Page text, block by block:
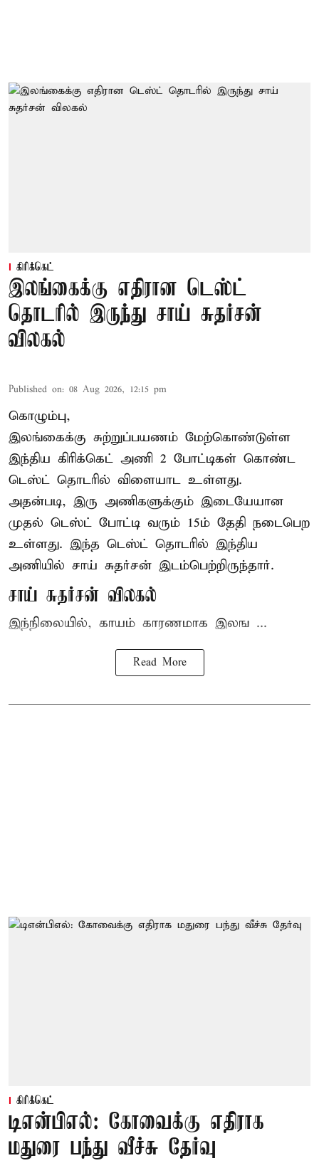
கிரிக்கெட்
இலங்கைக்கு எதிரான டெஸ்ட்
தொடரில் இருந்து சாய் சுதர்சன்
விலகல்
Published on: 08 Aug 2026, 12:15 pm
கொழும்பு,
இலங்கைக்கு சுற்றுப்பயணம் மேற்கொண்டுள்ள
இந்திய கிரிக்கெட் அணி 2 போட்டிகள் கொண்ட
டெஸ்ட் தொடரில் விளையாட உள்ளது.
அதன்படி, இரு அணிகளுக்கும் இடையேயான
முதல் டெஸ்ட் போட்டி வரும் 15ம் தேதி நடைபெற
உள்ளது. இந்த டெஸ்ட் தொடரில் இந்திய
அணியில் சாய் சுதர்சன் இடம்பெற்றிருந்தார்.
சாய் சுதர்சன் விலகல்
இந்நிலையில், காயம் காரணமாக இலங ...
Read More
கிரிக்கெட்
டிஎன்பிஎல்: கோவைக்கு எதிராக
மதுரை பந்து வீச்சு தேர்வு